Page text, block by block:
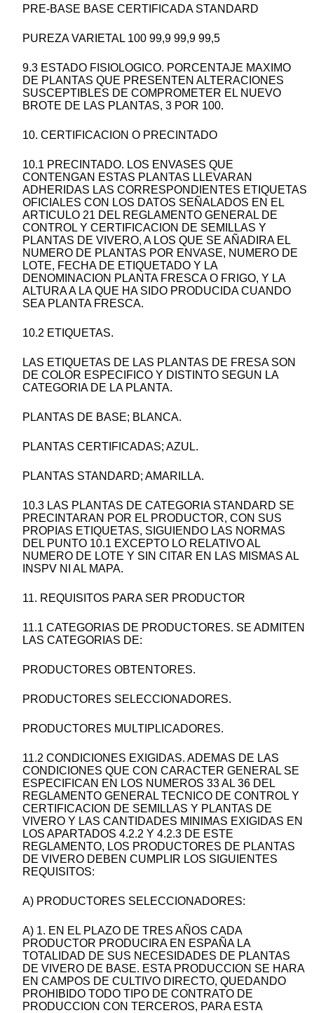
PRE-BASE BASE CERTIFICADA STANDARD
PUREZA VARIETAL 100 99,9 99,9 99,5
9.3 ESTADO FISIOLOGICO. PORCENTAJE MAXIMO
DE PLANTAS QUE PRESENTEN ALTERACIONES
SUSCEPTIBLES DE COMPROMETER EL NUEVO
BROTE DE LAS PLANTAS, 3 POR 100.
10. CERTIFICACION O PRECINTADO
10.1 PRECINTADO. LOS ENVASES QUE
CONTENGAN ESTAS PLANTAS LLEVARAN
ADHERIDAS LAS CORRESPONDIENTES ETIQUETAS
OFICIALES CON LOS DATOS SEÑALADOS EN EL
ARTICULO 21 DEL REGLAMENTO GENERAL DE
CONTROL Y CERTIFICACION DE SEMILLAS Y
PLANTAS DE VIVERO, A LOS QUE SE AÑADIRA EL
NUMERO DE PLANTAS POR ENVASE, NUMERO DE
LOTE, FECHA DE ETIQUETADO Y LA
DENOMINACION PLANTA FRESCA O FRIGO, Y LA
ALTURA A LA QUE HA SIDO PRODUCIDA CUANDO
SEA PLANTA FRESCA.
10.2 ETIQUETAS.
LAS ETIQUETAS DE LAS PLANTAS DE FRESA SON
DE COLOR ESPECIFICO Y DISTINTO SEGUN LA
CATEGORIA DE LA PLANTA.
PLANTAS DE BASE; BLANCA.
PLANTAS CERTIFICADAS; AZUL.
PLANTAS STANDARD; AMARILLA.
10.3 LAS PLANTAS DE CATEGORIA STANDARD SE
PRECINTARAN POR EL PRODUCTOR, CON SUS
PROPIAS ETIQUETAS, SIGUIENDO LAS NORMAS
DEL PUNTO 10.1 EXCEPTO LO RELATIVO AL
NUMERO DE LOTE Y SIN CITAR EN LAS MISMAS AL
INSPV NI AL MAPA.
11. REQUISITOS PARA SER PRODUCTOR
11.1 CATEGORIAS DE PRODUCTORES. SE ADMITEN
LAS CATEGORIAS DE:
PRODUCTORES OBTENTORES.
PRODUCTORES SELECCIONADORES.
PRODUCTORES MULTIPLICADORES.
11.2 CONDICIONES EXIGIDAS. ADEMAS DE LAS
CONDICIONES QUE CON CARACTER GENERAL SE
ESPECIFICAN EN LOS NUMEROS 33 AL 36 DEL
REGLAMENTO GENERAL TECNICO DE CONTROL Y
CERTIFICACION DE SEMILLAS Y PLANTAS DE
VIVERO Y LAS CANTIDADES MINIMAS EXIGIDAS EN
LOS APARTADOS 4.2.2 Y 4.2.3 DE ESTE
REGLAMENTO, LOS PRODUCTORES DE PLANTAS
DE VIVERO DEBEN CUMPLIR LOS SIGUIENTES
REQUISITOS:
A) PRODUCTORES SELECCIONADORES:
A) 1. EN EL PLAZO DE TRES AÑOS CADA
PRODUCTOR PRODUCIRA EN ESPAÑA LA
TOTALIDAD DE SUS NECESIDADES DE PLANTAS
DE VIVERO DE BASE. ESTA PRODUCCION SE HARA
EN CAMPOS DE CULTIVO DIRECTO, QUEDANDO
PROHIBIDO TODO TIPO DE CONTRATO DE
PRODUCCION CON TERCEROS, PARA ESTA